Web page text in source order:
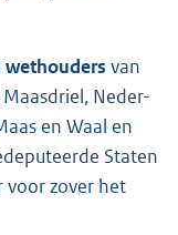
wethouders van
Neder-
en Waal en
Staten
voor zover het